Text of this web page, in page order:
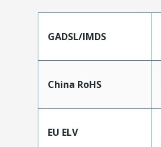
GADSL/IMDS
China RoHS
EU ELV